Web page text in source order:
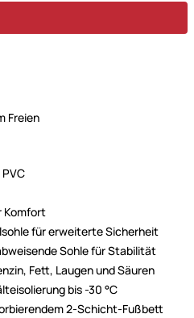
Freien
Komfort
für erweiterte Sicherheit
Sohle für Stabilität
Fett, Laugen und Säuren
bis -30 °C
2-Schicht-Fußbett